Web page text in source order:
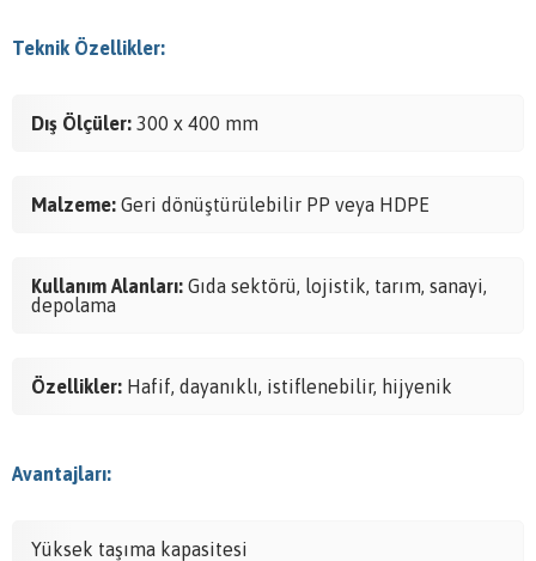
Teknik Özellikler:
Dış Ölçüler: 300 x 400 mm
Malzeme: Geri dönüştürülebilir PP veya HDPE
Kullanım Alanları: Gıda sektörü, lojistik, tarım, sanayi,
depolama
Özellikler: Hafif, dayanıklı, istiflenebilir, hijyenik
Avantajları:
Yüksek taşıma kapasitesi